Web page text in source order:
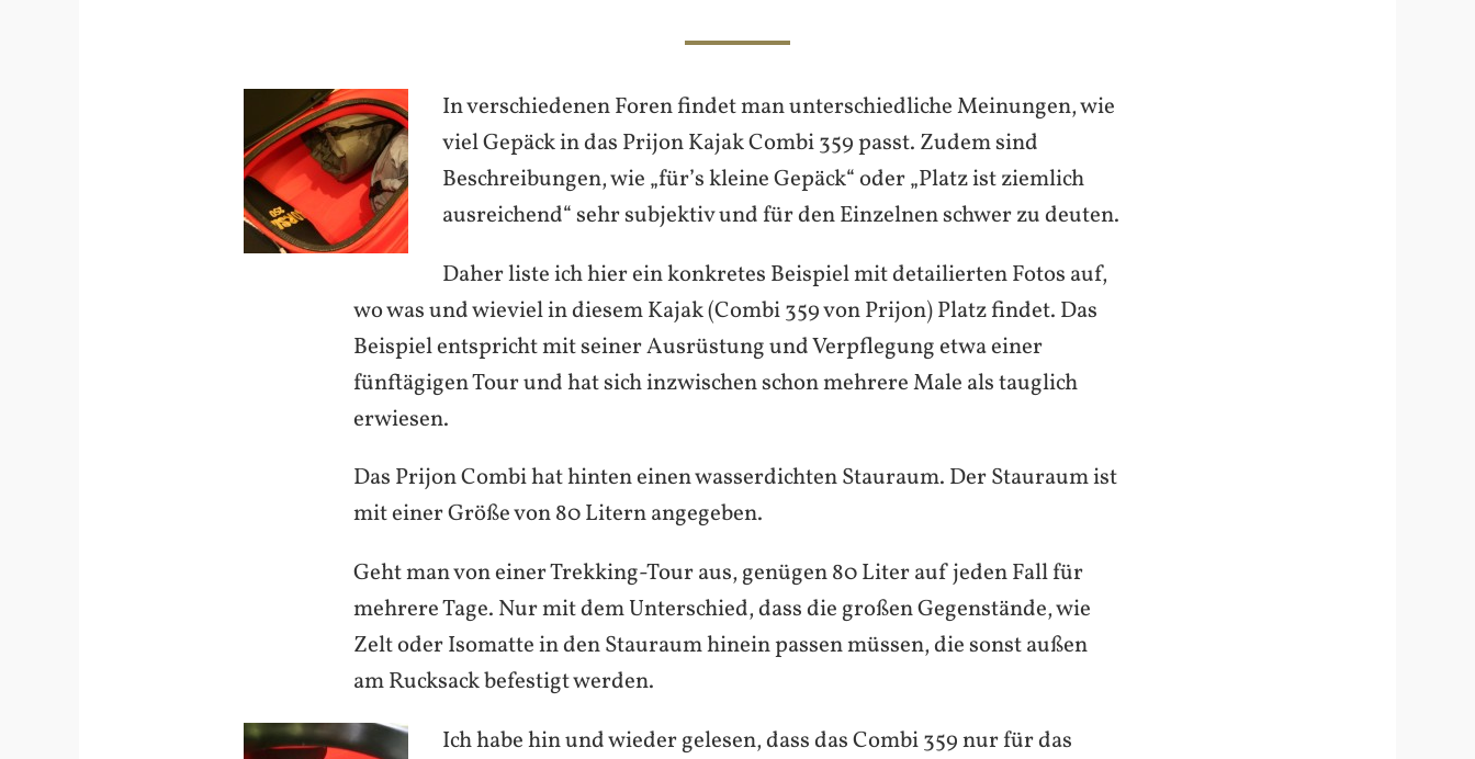
In verschiedenen Foren findet man unterschiedliche Meinungen, wie
viel Gepäck in das Prijon Kajak Combi 359 passt. Zudem sind
Beschreibungen, wie „für’s kleine Gepäck“ oder „Platz ist ziemlich
ausreichend“ sehr subjektiv und für den Einzelnen schwer zu deuten.
Daher liste ich hier ein konkretes Beispiel mit detailierten Fotos auf,
wo was und wieviel in diesem Kajak (Combi 359 von Prijon) Platz findet. Das
Beispiel entspricht mit seiner Ausrüstung und Verpflegung etwa einer
fünftägigen Tour und hat sich inzwischen schon mehrere Male als tauglich
erwiesen.
Das Prijon Combi hat hinten einen wasserdichten Stauraum. Der Stauraum ist
mit einer Größe von 80 Litern angegeben.
Geht man von einer Trekking-Tour aus, genügen 80 Liter auf jeden Fall für
mehrere Tage. Nur mit dem Unterschied, dass die großen Gegenstände, wie
Zelt oder Isomatte in den Stauraum hinein passen müssen, die sonst außen
am Rucksack befestigt werden.
Ich habe hin und wieder gelesen, dass das Combi 359 nur für das